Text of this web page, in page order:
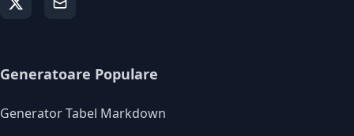
Generatoare Populare
Generator Tabel Markdown